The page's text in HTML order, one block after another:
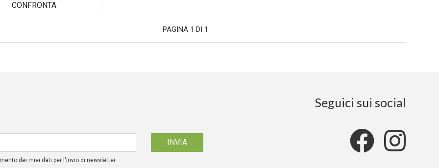
CONFRONTA
PAGINA 1 DI 1
dei miei dati per l'invio di newsletter.
Seguici sui social